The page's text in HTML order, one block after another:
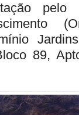
pelo
89,